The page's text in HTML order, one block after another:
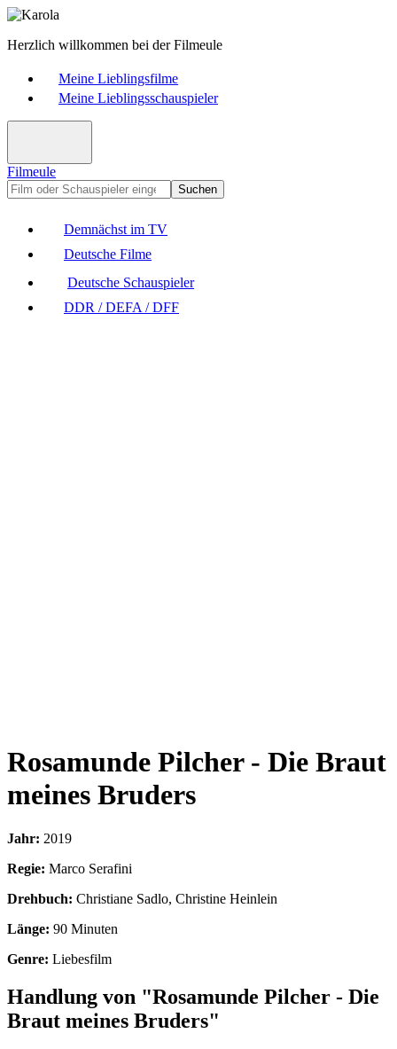
Herzlich willkommen bei der Filmeule
Meine Lieblingsfilme
Meine Lieblingsschauspieler
Filmeule
Suchen
Demnächst im TV
Deutsche Filme
Deutsche Schauspieler
DDR / DEFA / DFF
Rosamunde Pilcher - Die Braut
meines Bruders
Jahr: 2019
Regie: Marco Serafini
Drehbuch: Christiane Sadlo, Christine Heinlein
Länge: 90 Minuten
Genre: Liebesfilm
Handlung von "Rosamunde Pilcher - Die
Braut meines Bruders"